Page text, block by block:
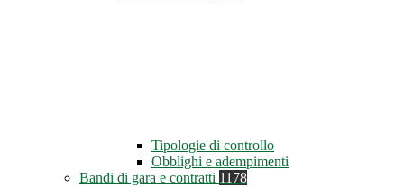
Tipologie di controllo
Obblighi e adempimenti
Bandi di gara e contratti 1178